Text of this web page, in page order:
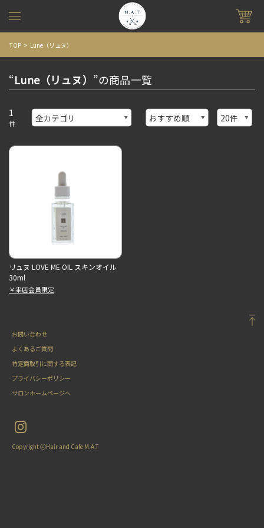
TOP Lune（リュヌ）
“Lune（リュヌ） ”の商品一覧
1
件
リュヌ LOVE ME OIL スキンオイル
30ml
￥来店会員限定
お問い合わせ
よくあるご質問
特定商取引に関する表記
プライバシーポリシー
サロンホームページへ
Copyright ⓒHair and Cafe M.A.T